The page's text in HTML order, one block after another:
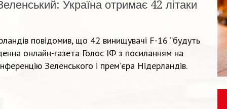
Україна отримає 42 літаки
повідомив, що 42 винищувачі F-16 “будуть
онлайн-газета Голос ІФ з посиланням на
Зеленського і прем’єра Нідерландів.